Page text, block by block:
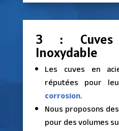
3 :
Inoxydable
Les cuves en
réputées pour
corrosion.
Nous proposons
pour des volumes